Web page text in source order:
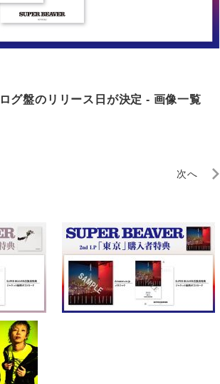
グ盤のリリース日が決定 - 画像一覧
次へ